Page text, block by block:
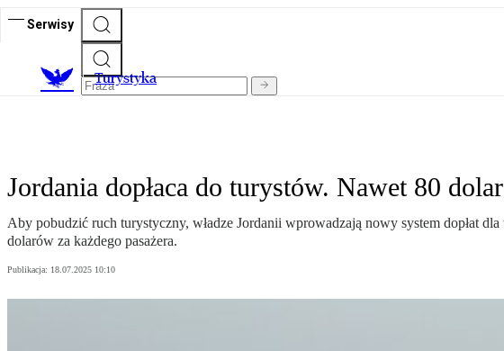
Serwisy
Turystyka
Jordania dopłaca do turystów. Nawet 80
Aby pobudzić ruch turystyczny, władze Jordanii wprowadzają nowy system dopłat
dolarów za każdego pasażera.
Publikacja: 18.07.2025 10:10